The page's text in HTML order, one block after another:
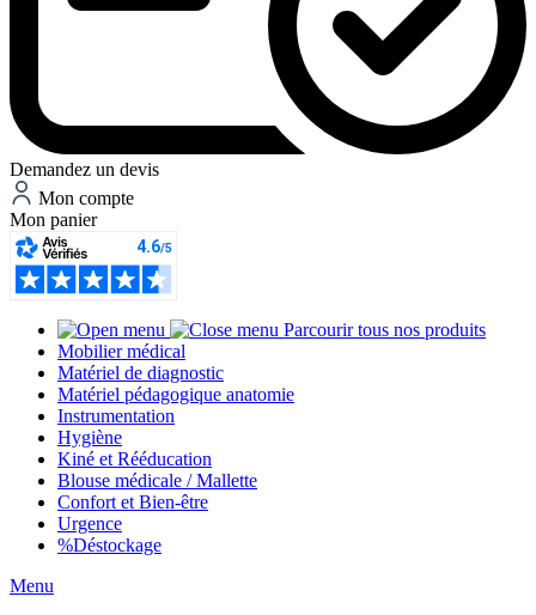
Demandez un devis
Mon compte
Mon panier
Parcourir tous nos produits
Mobilier médical
Matériel de diagnostic
Matériel pédagogique anatomie
Instrumentation
Hygiène
Kiné et Rééducation
Blouse médicale / Mallette
Confort et Bien-être
Urgence
%Déstockage
Menu